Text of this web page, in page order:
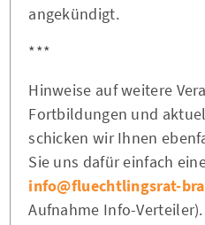
angekündigt.
***
Hinweise auf weitere
Fortbildungen und
schicken wir Ihnen
Sie uns dafür einfach
info@fluechtlingsrat-
Aufnahme Info-Verteiler).